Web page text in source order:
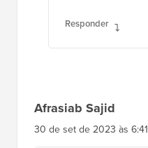
Responder
Afrasiab Sajid
30 de set de 2023 às 6:41